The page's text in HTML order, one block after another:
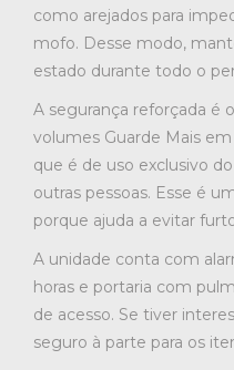
como arejados para
mofo. Desse modo,
estado durante todo o
A segurança reforçada é
volumes Guarde Mais
que é de uso exclusivo
outras pessoas. Esse é
porque ajuda a evitar
A unidade conta com
horas e portaria com
de acesso. Se tiver
seguro à parte para os